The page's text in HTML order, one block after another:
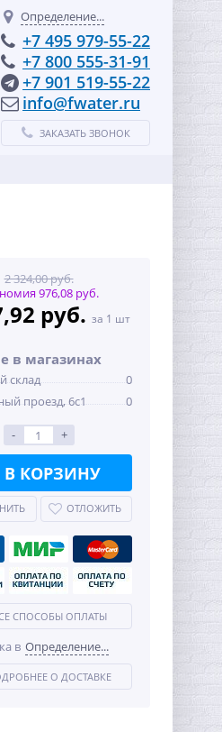
Определение...
+7 495 979-55-22
+7 800 555-31-91
+7 901 519-55-22
info@fwater.ru
ЗАКАЗАТЬ ЗВОНОК
2 324,00 руб.
976,08 руб.
руб. за 1 шт
в магазинах
склад
0
проезд, 6с1
0
- +
В КОРЗИНУ
ОТЛОЖИТЬ
СПОСОБЫ ОПЛАТЫ
в Определение...
О ДОСТАВКЕ